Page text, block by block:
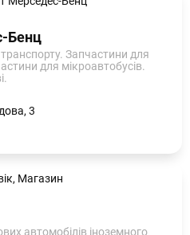
Бенц
Запчастини для
для мікроавтобусів.
3
автомобілів іноземного